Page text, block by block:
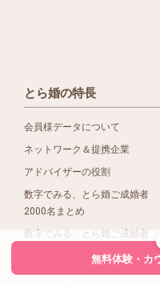
とら婚の特長
会員様データについて
ネットワーク＆提携企業
アドバイザーの役割
数字でみる、とら婚ご成婚者
2000名まとめ
数字でみる、とら婚ご成婚者
無料体験・カ